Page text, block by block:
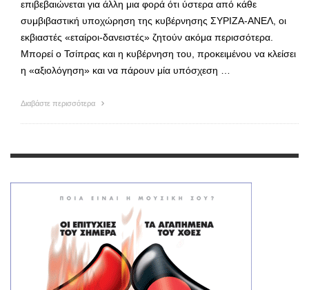
επιβεβαιώνεται για άλλη μια φορά ότι ύστερα από κάθε
συμβιβαστική υποχώρηση της κυβέρνησης ΣΥΡΙΖΑ-ΑΝΕΛ, οι
εκβιαστές «εταίροι-δανειστές» ζητούν ακόμα περισσότερα.
Μπορεί ο Τσίπρας και η κυβέρνηση του, προκειμένου να κλείσει
η «αξιολόγηση» και να πάρουν μία υπόσχεση …
Διαβάστε περισσότερα